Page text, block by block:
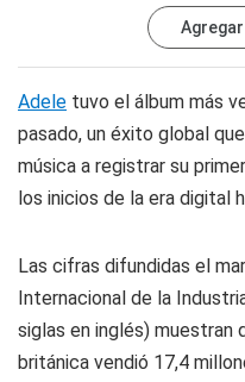
Agregar
Adele tuvo el álbum más
pasado, un éxito global
música a registrar su
los inicios de la era digital
Las cifras difundidas el
Internacional de la
siglas en inglés) muestran
británica vendió 17,4